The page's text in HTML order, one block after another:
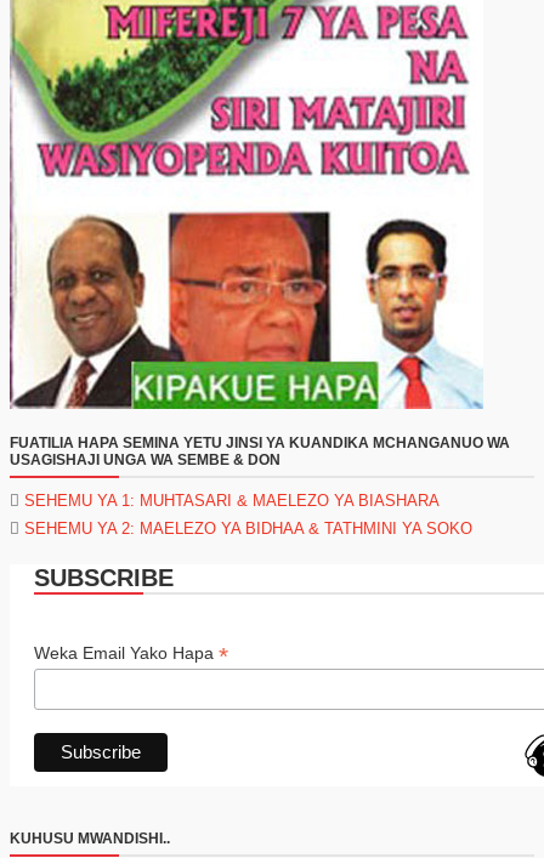
FUATILIA HAPA SEMINA YETU JINSI YA KUANDIKA MCHANGANUO WA
USAGISHAJI UNGA WA SEMBE & DON
SEHEMU YA 1: MUHTASARI & MAELEZO YA BIASHARA
SEHEMU YA 2: MAELEZO YA BIDHAA & TATHMINI YA SOKO
SUBSCRIBE
Weka Email Yako Hapa *
KUHUSU MWANDISHI..